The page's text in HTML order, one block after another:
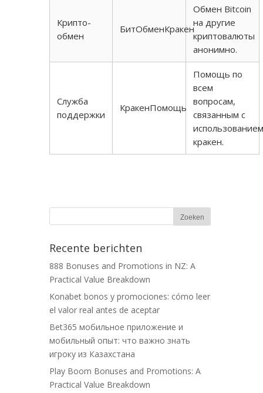
Крипто-
обмен
БитОбменКракен
Обмен Bitcoin
на другие
криптовалюты
анонимно.
Служба
поддержки
КракенПомощь
Помощь по
всем
вопросам,
связанным с
использованием
кракен.
Recente berichten
888 Bonuses and Promotions in NZ: A
Practical Value Breakdown
Konabet bonos y promociones: cómo leer
el valor real antes de aceptar
Bet365 мобильное приложение и
мобильный опыт: что важно знать
игроку из Казахстана
Play Boom Bonuses and Promotions: A
Practical Value Breakdown